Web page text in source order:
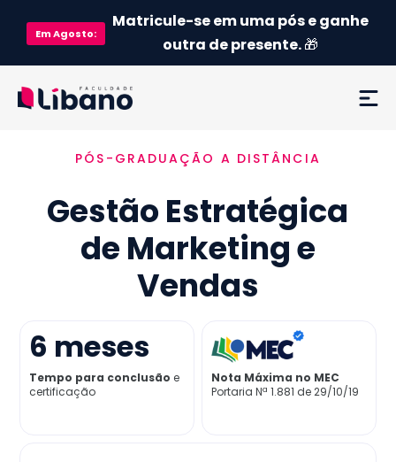
EmAgosto:
Matricule-se em uma pós e ganhe
outra de presente.🎁
Ementa
Como funciona
Credenciamento MEC
Já sou aluno
PÓS-GRADUAÇÃO A DISTÂNCIA
Gestão Estratégica
de Marketing e
Vendas
6 meses
Tempo para conclusão e
certificação
Nota Máxima no MEC
Portaria Nª 1.881 de 29/10/19